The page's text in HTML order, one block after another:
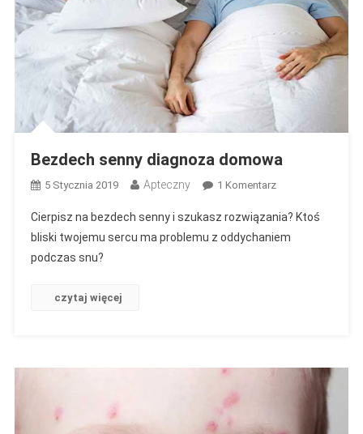
Bezdech senny diagnoza domowa
5 Stycznia 2019 Apteczny 1 KomentarzDo
Senny
Diagnoza
Cierpisz na bezdech senny i szukasz rozwiązania? Ktoś
bliski twojemu sercu ma problemu z oddychaniem
podczas snu?
czytaj więcej